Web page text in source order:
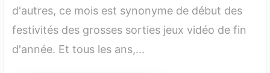
d'autres, ce mois est synonyme de début des
festivités des grosses sorties jeux vidéo de fin
d'année. Et tous les ans,...